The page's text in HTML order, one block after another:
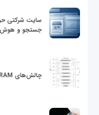
سایت شرکتی
جستجو و
چالش‌های RAM در Workloadهای محاسباتی HPC